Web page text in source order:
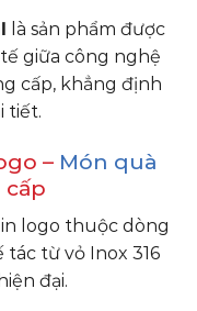
là sản phẩm được
giữa công nghệ
cấp, khẳng định
tiết.
– Món quà
cấp
logo thuộc dòng
từ vỏ Inox 316
đại.